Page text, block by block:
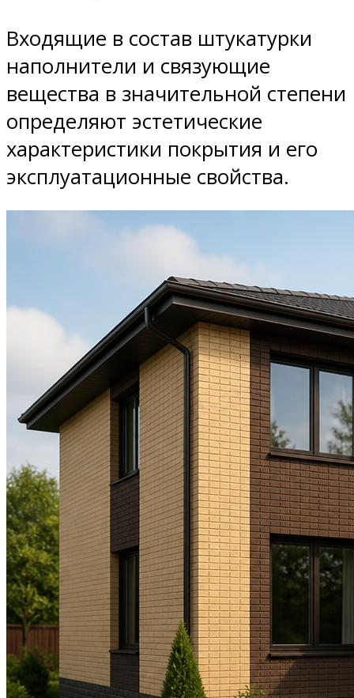
Входящие в состав штукатурки
наполнители и связующие
вещества в значительной степени
определяют эстетические
характеристики покрытия и его
эксплуатационные свойства.